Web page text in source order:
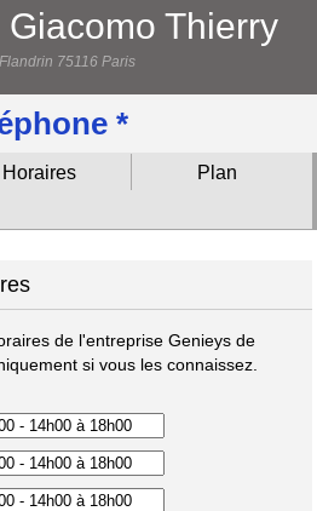
Thierry
75116 Paris
*
Horaires
Plan
de l'entreprise Genieys de
si vous les connaissez.